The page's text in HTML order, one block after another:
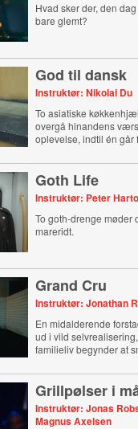
Hvad sker der, den
bare glemt?
God til dansk
Instruktør: Nikolai Du
To asiatiske
overgå hinandens
oplevelse, indtil én går
Goth Life
Instruktør: Peter
To goth-drenge møder
mareridt.
Grand Cru
Instruktør: Jonathan
En midalderende
ud i vild
familieliv begynder at
Grillpølser i
Instruktør: Jonas
Magnus Axelsen